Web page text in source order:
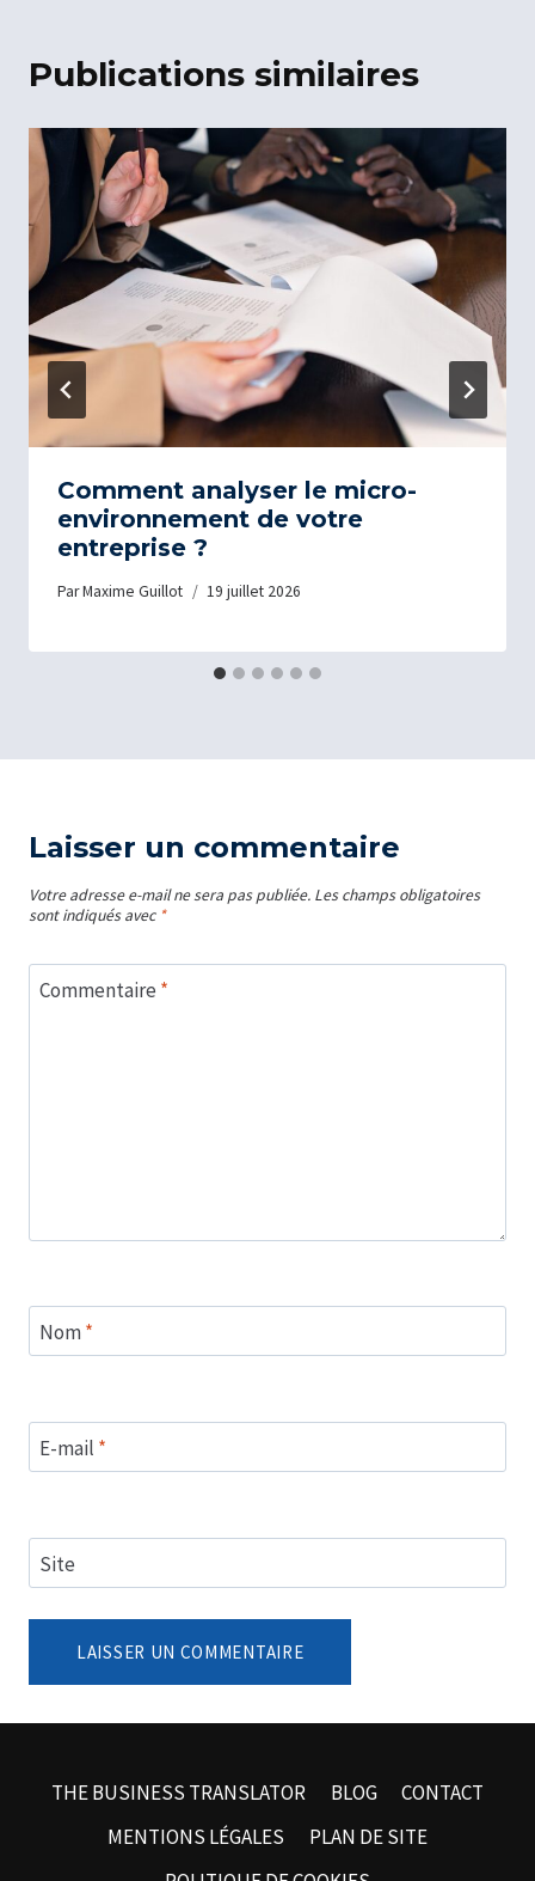
Publications similaires
Comment analyser le micro-
environnement de votre
entreprise ?
ParMaxime Guillot 19 juillet 2026
Laisser un commentaire
Votre adresse e-mail ne sera pas publiée. Les champs obligatoires
sont indiqués avec *
Commentaire *
Nom*
E-mail *
Site
THE BUSINESS TRANSLATOR BLOG
CONTACT
MENTIONS LÉGALES
PLAN DE SITE